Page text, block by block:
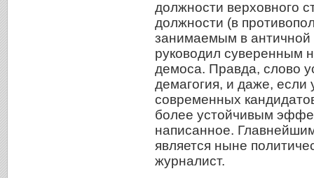
должности верховного
должности (в
занимаемым в
руководил суверенным
демоса. Правда, слово
демагогия, и даже,
современных
более устойчивым
написанное.
является ныне
журналист.